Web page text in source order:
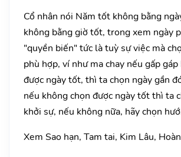
Cổ nhân nói Năm tốt không bằng
không bằng giờ tốt, trong xem ngày
"quyền biến" tức là tuỳ sự việc mà
phù hợp, ví như ma chay nếu gấp
được ngày tốt, thì ta chọn ngày gần
nếu không chọn được ngày tốt thì ta
khởi sự, nếu không nữa, hãy chọn
Xem Sao hạn, Tam tai, Kim Lâu,